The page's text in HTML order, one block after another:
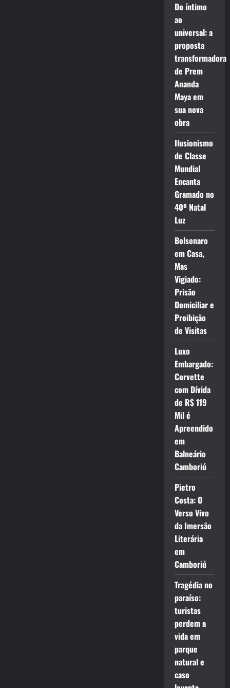
Do íntimo
ao
universal: a
proposta
transformadora
de Prem
Ananda
Maya em
sua nova
obra
Ilusionismo
de Classe
Mundial
Encanta
Gramado no
40º Natal
Luz
Bolsonaro
em Casa,
Mas
Vigiado:
Prisão
Domiciliar e
Proibição
de Visitas
Luxo
Embargado:
Corvette
com Dívida
de R$ 119
Mil é
Apreendido
em
Balneário
Camboriú
Pietro
Costa: O
Verso Vivo
da Imersão
Literária
em
Camboriú
Tragédia no
paraíso:
turistas
perdem a
vida em
parque
natural e
caso